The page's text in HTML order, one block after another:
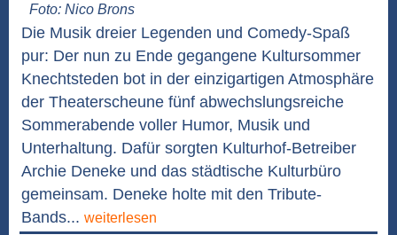
Foto: Nico Brons
Die Musik dreier Legenden und Comedy-Spaß
pur: Der nun zu Ende gegangene Kultursommer
Knechtsteden bot in der einzigartigen Atmosphäre
der Theaterscheune fünf abwechslungsreiche
Sommerabende voller Humor, Musik und
Unterhaltung. Dafür sorgten Kulturhof-Betreiber
Archie Deneke und das städtische Kulturbüro
gemeinsam. Deneke holte mit den Tribute-
Bands... weiterlesen